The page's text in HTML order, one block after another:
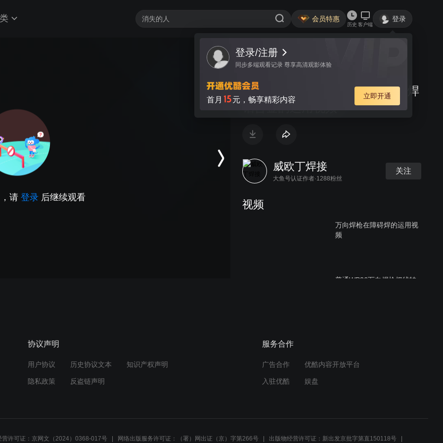
会员特惠
历史 客户端
登录
登录/注册
同步多端观看记录 尊享高清观影体验
首月 15元，畅享精彩内容 立即开通
请 登录 后继续观看
视频 讨论
铝电焊条WEWELDING555的电焊
铝合金的运用视频
威欧丁焊接
大鱼号认证作者·1288粉丝
关注
视频
万向焊枪在障碍焊的运用视
频
普通WP26万向焊枪把线转
协议声明
用户协议 历史协议文本 知识产权声明
隐私政策 反盗链声明
服务合作
广告合作 优酷内容开放平台
入驻优酷 娱盘
营许可证：京网文（2024）0368-017号 网络出版服务许可证：（署）网出证（京）字第266号 出版物经营许可证：新出发京批字第直150118号